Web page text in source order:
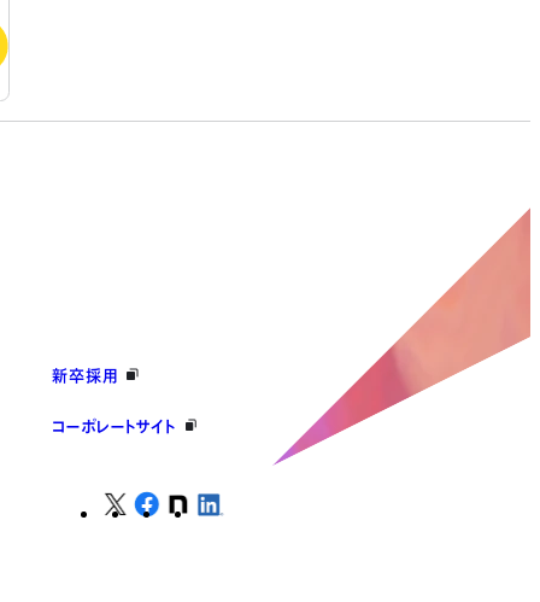
新卒採用
コーポレートサイト